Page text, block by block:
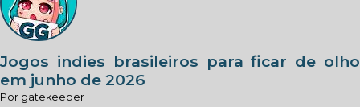
Jogos indies brasileiros para ficar de olho
em junho de 2026
Por gatekeeper